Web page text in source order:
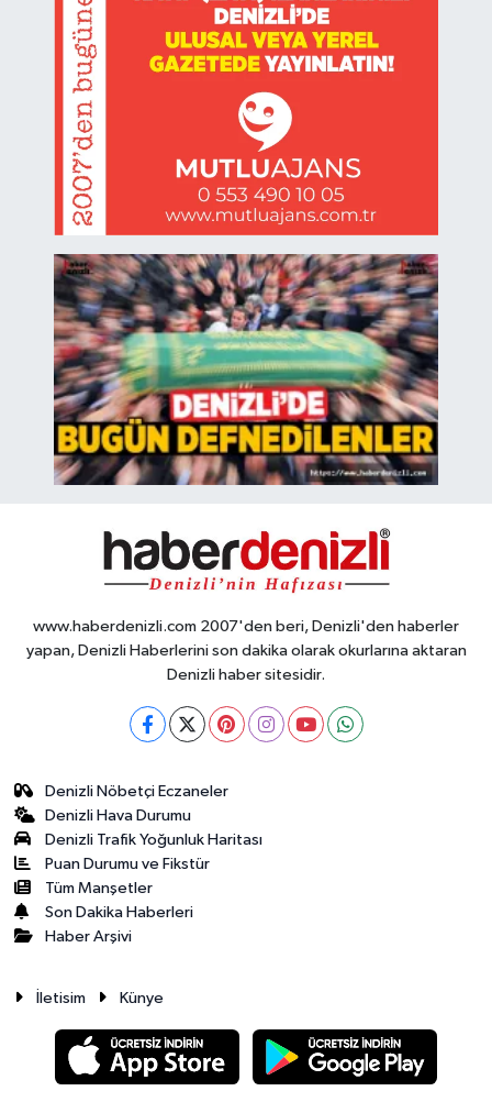
www.haberdenizli.com 2007'den beri, Denizli'den haberler
yapan, Denizli Haberlerini son dakika olarak okurlarına aktaran
Denizli haber sitesidir.
Denizli Nöbetçi Eczaneler
Denizli Hava Durumu
Denizli Trafik Yoğunluk Haritası
Puan Durumu ve Fikstür
Tüm Manşetler
Son Dakika Haberleri
Haber Arşivi
İletisim Künye